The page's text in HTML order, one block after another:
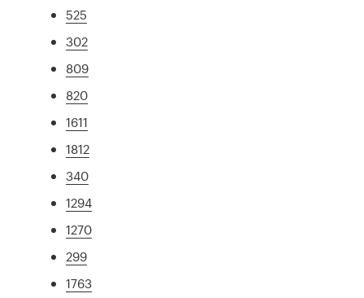
525
302
809
820
1611
1812
340
1294
1270
299
1763